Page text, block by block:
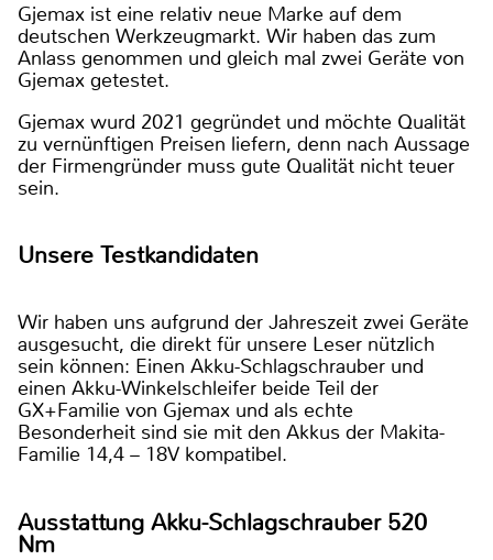
Gjemax ist eine relativ neue Marke auf dem
deutschen Werkzeugmarkt. Wir haben das zum
Anlass genommen und gleich mal zwei Geräte von
Gjemax getestet.
Gjemax wurd 2021 gegründet und möchte Qualität
zu vernünftigen Preisen liefern, denn nach Aussage
der Firmengründer muss gute Qualität nicht teuer
sein.
Unsere Testkandidaten
Wir haben uns aufgrund der Jahreszeit zwei Geräte
ausgesucht, die direkt für unsere Leser nützlich
sein können: Einen Akku-Schlagschrauber und
einen Akku-Winkelschleifer beide Teil der
GX+Familie von Gjemax und als echte
Besonderheit sind sie mit den Akkus der Makita-
Familie 14,4 – 18V kompatibel.
Ausstattung Akku-Schlagschrauber 520
Nm